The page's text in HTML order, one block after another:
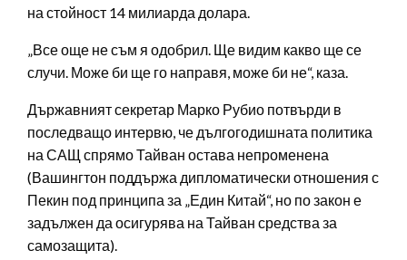
на стойност 14 милиарда долара.
„Все още не съм я одобрил. Ще видим какво ще се
случи. Може би ще го направя, може би не“, каза.
Държавният секретар Марко Рубио потвърди в
последващо интервю, че дългогодишната политика
на САЩ спрямо Тайван остава непроменена
(Вашингтон поддържа дипломатически отношения с
Пекин под принципа за „Един Китай“, но по закон е
задължен да осигурява на Тайван средства за
самозащита).